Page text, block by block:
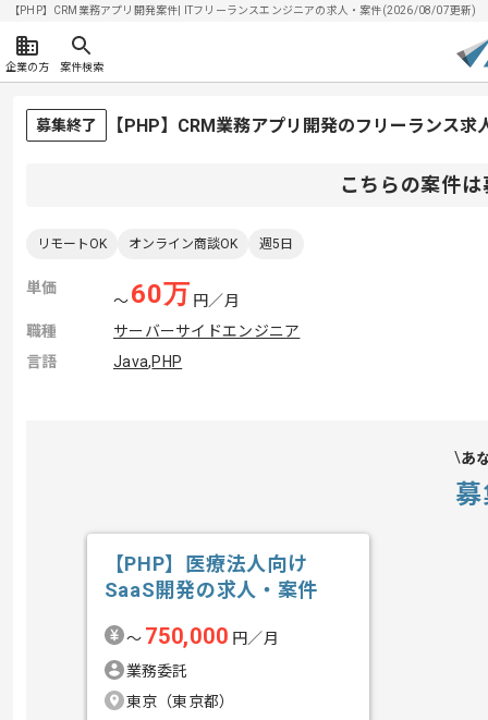
【PHP】CRM業務アプリ開発案件| ITフリーランスエンジニアの求人・案件(2026/08/07更新)
企業の方 案件検索
募集終了 【PHP】CRM業務アプリ開発のフリーランス求
こちらの案件
リモートOK オンライン商談OK 週5日
単価
〜60万 円／月
職種
サーバーサイドエンジニア
言語
Java,PHP
あ
【PHP】医療法人向け
SaaS開発の求人・案件
〜 750,000 円／月
業務委託
東京（東京都）